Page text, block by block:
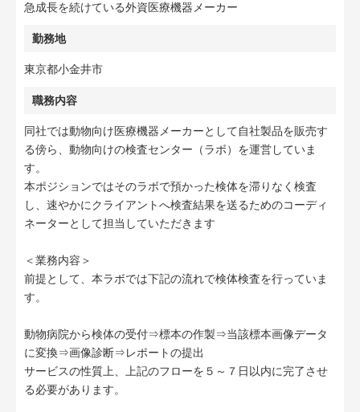
急成長を続けている外資医療機器メーカー
勤務地
東京都小金井市
職務内容
同社では動物向け医療機器メーカーとして自社製品を販売す
る傍ら、動物向けの検査センター（ラボ）を運営していま
す。
本ポジションではそのラボで預かった検体を滞りなく検査
し、速やかにクライアントへ検査結果を送るためのコーディ
ネーターとして担当していただきます
＜業務内容＞
前提として、本ラボでは下記の流れで検体検査を行っていま
す。
動物病院から検体の受付⇒標本の作製⇒当該標本画像データ
に変換⇒画像診断⇒レポートの提出
サービスの性質上、上記のフローを５～７日以内に完了させ
る必要があります。